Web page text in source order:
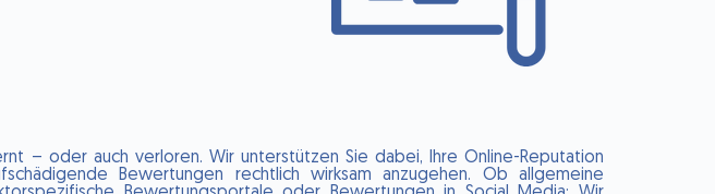
– oder auch verloren. Wir unterstützen Sie dabei, Ihre Online-Reputation
Bewertungen rechtlich wirksam anzugehen. Ob allgemeine